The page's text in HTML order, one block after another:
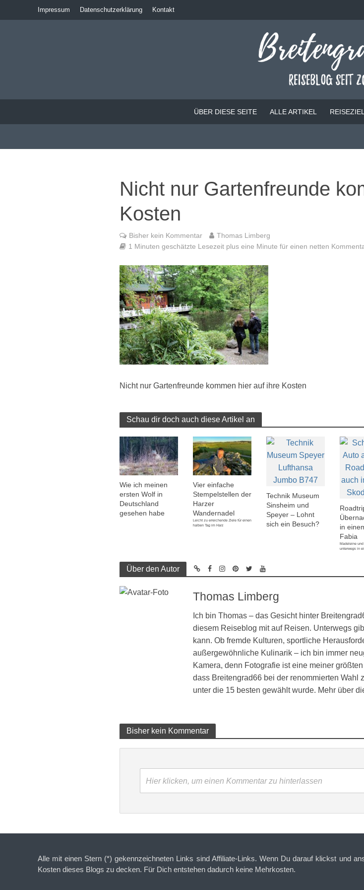
Impressum Datenschutzerklärung Kontakt
ÜBER DIESE SEITE ALLE ARTIKEL
Nicht nur Gartenfreunde
Kosten
Bisher kein Kommentar
Thomas Limberg
1 Minuten geschätzte Lesezeit plus eine Minute für einen netten
Nicht nur Gartenfreunde kommen hier auf ihre Kosten
Schau dir doch auch diese Artikel an
Wie ich meinen
ersten Wolf in
Deutschland
gesehen habe
Vier einfache
Stempelstellen der
Harzer
Wandernadel
Leicht zu erreichende Ziele für einen
halben Tag im Harz
Technik Museum
Sinsheim und
Speyer – Lohnt
sich ein Besuch?
in
Fabia
Madeleine
unterwegs in
Über den Autor
Thomas Limberg
Ich bin Thomas – das Gesicht hinter
diesem Reiseblog mit auf Reisen. Unterwegs
kann. Ob fremde Kulturen, sportliche
außergewöhnliche Kulinarik – ich bin immer
Kamera, denn Fotografie ist eine meiner
dass Breitengrad66 bei der renommierten Wahl
unter die 15 besten gewählt wurde. Mehr über
Bisher kein Kommentar
Hier klicken, um einen Kommentar zu hinterlassen
Alle mit einen Stern (*) gekennzeichneten Links sind Affiliate-Links. Wenn Du darauf klickst und
Kosten dieses Blogs zu decken. Für Dich entstehen dadurch keine Mehrkosten.